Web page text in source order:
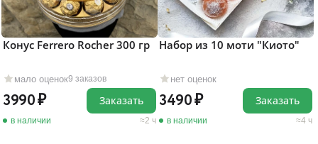
мало оценок9 заказов
Конус Ferrero Rocher 300 гр
3990
в наличии 2 ч
Заказать
нет оценок
Набор из 10 моти "Киото"
3490
в наличии 4 ч
Заказать